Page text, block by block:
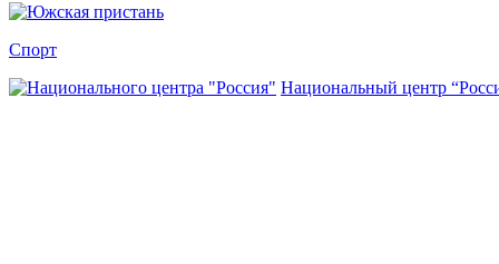
Спорт
Национальный центр